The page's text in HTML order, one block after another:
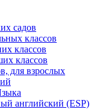
садов
классов
классов
классов
для взрослых
английский (ESP)